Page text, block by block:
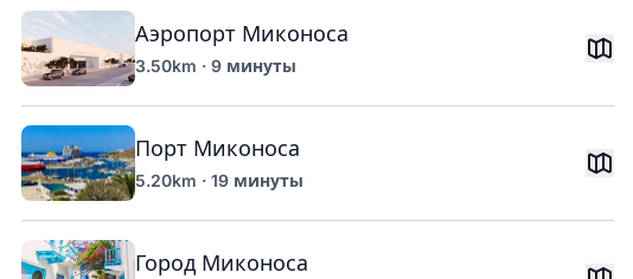
Аэропорт Миконоса
3.50km · 9 минуты
Порт Миконоса
5.20km · 19 минуты
Город Миконоса